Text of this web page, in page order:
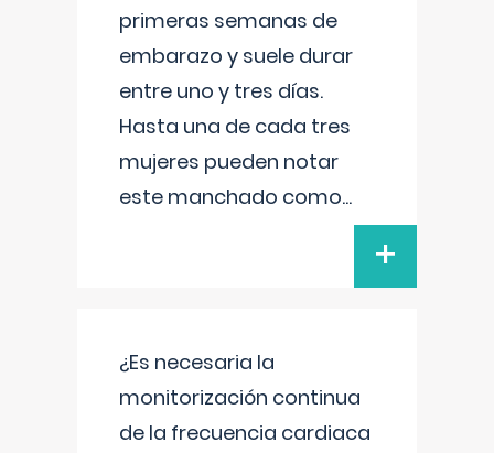
primeras semanas de
embarazo y suele durar
entre uno y tres días.
Hasta una de cada tres
mujeres pueden notar
este manchado como...
+
¿Es necesaria la
monitorización continua
de la frecuencia cardiaca